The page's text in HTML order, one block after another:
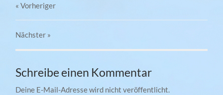
« Vorheriger
Nächster »
Schreibe einen Kommentar
Deine E-Mail-Adresse wird nicht veröffentlicht.